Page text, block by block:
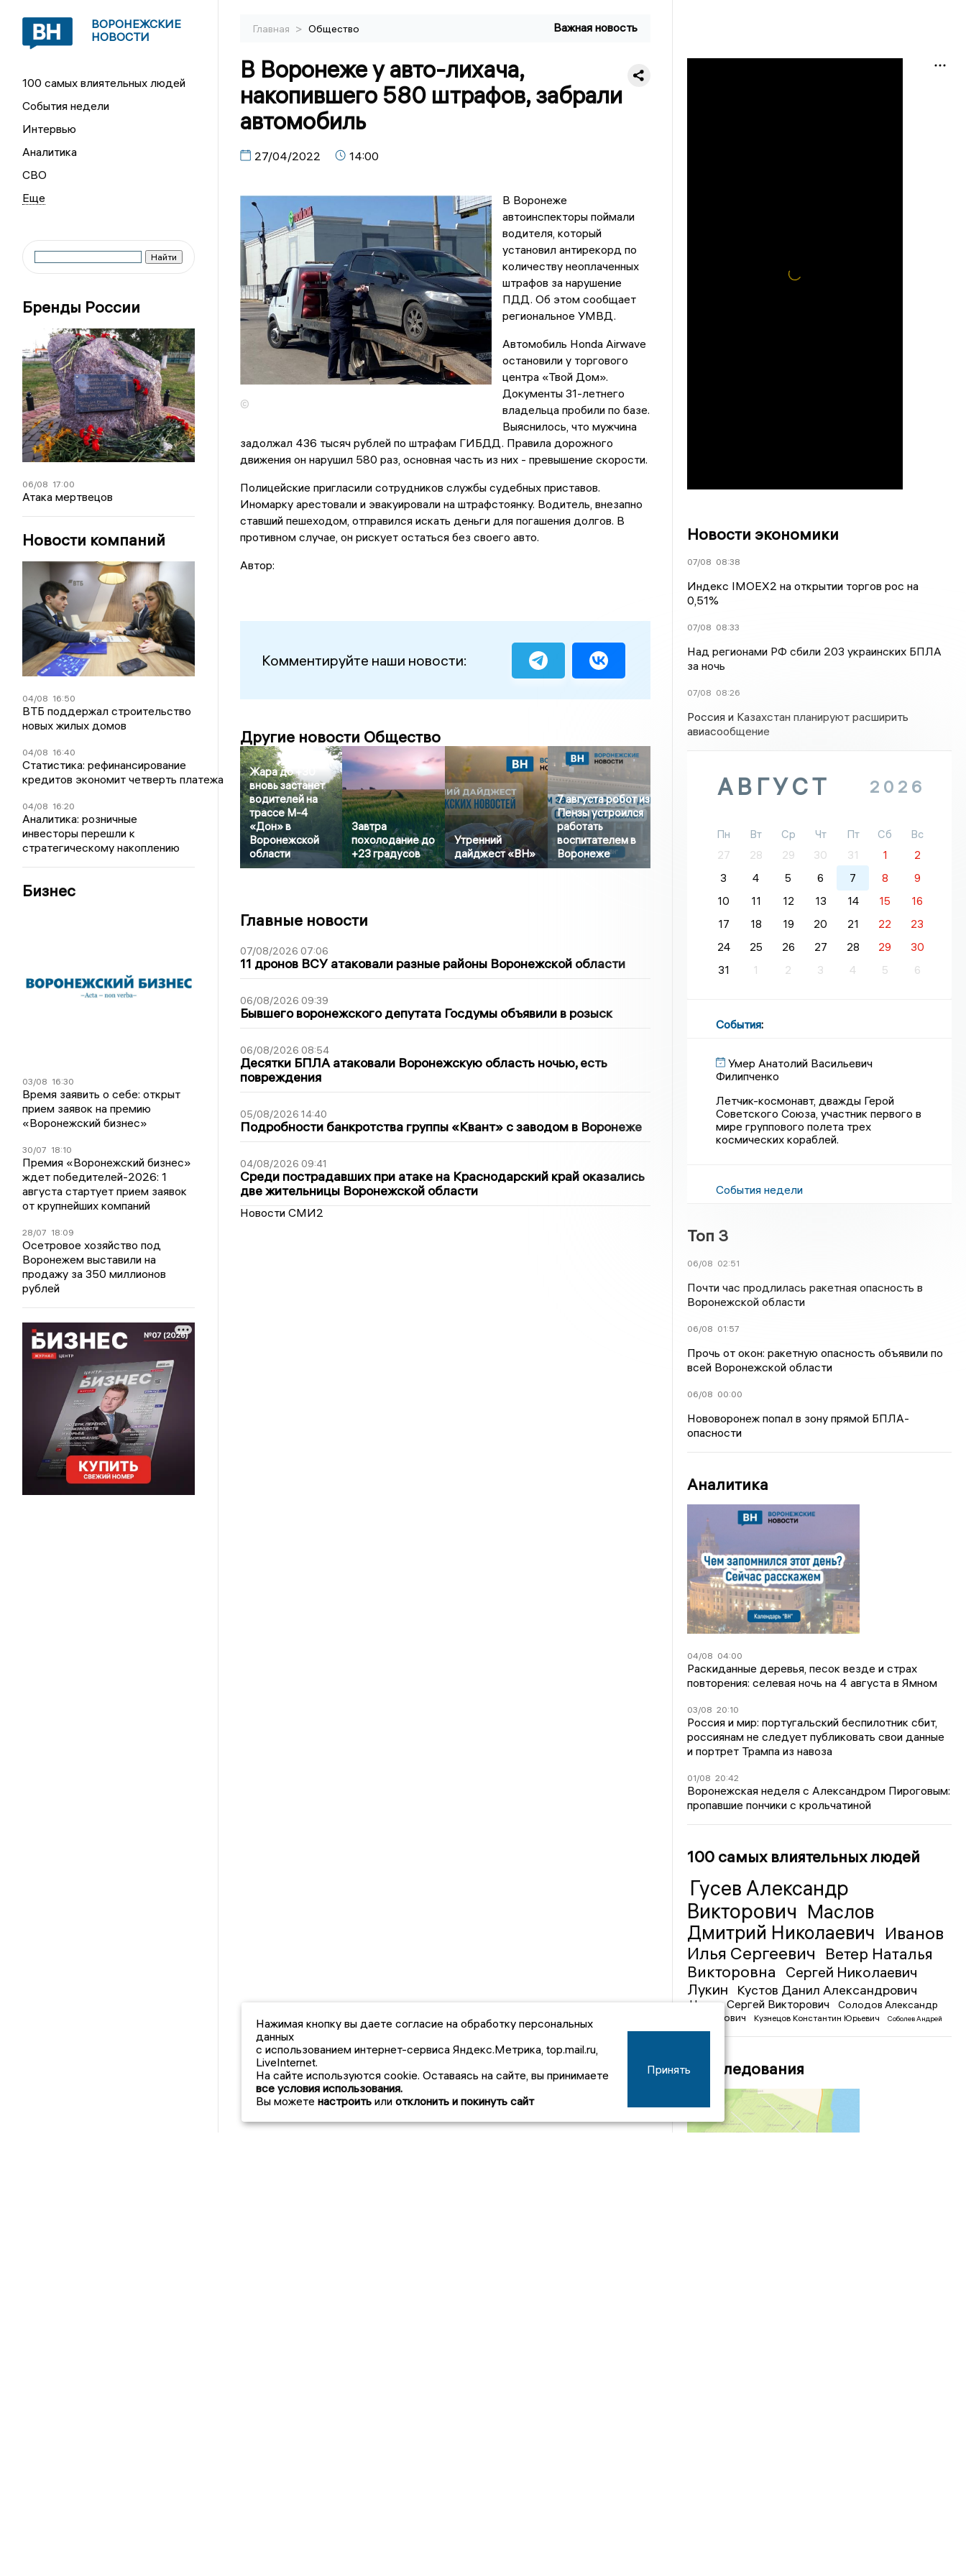
ВОРОНЕЖСКИЕ
НОВОСТИ
100 самых влиятельных людей
События недели
Интервью
Аналитика
СВО
Бренды России
06/08 17:00
Атака мертвецов
Новости компаний
04/08 16:50
ВТБ поддержал строительство
новых жилых домов
04/08 16:40
Статистика: рефинансирование
кредитов экономит четверть платежа
04/08 16:20
Аналитика: розничные
инвесторы перешли к
стратегическому накоплению
Бизнес
03/08 16:30
Время заявить о себе: открыт
прием заявок на премию
«Воронежский бизнес»
30/07 18:10
Премия «Воронежский бизнес»
ждет победителей-2026: 1
августа стартует прием заявок
от крупнейших компаний
28/07 18:09
Осетровое хозяйство под
Воронежем выставили на
продажу за 350 миллионов
рублей
Главная > Общество Важная новость
В Воронеже у авто-лихача,
накопившего 580 штрафов, забрали
автомобиль
27/04/2022 14:00
©
В Воронеже
автоинспекторы поймали
водителя, который
установил антирекорд по
количеству неоплаченных
штрафов за нарушение
ПДД. Об этом сообщает
региональное УМВД.
Автомобиль Honda Airwave
остановили у торгового
центра «Твой Дом».
Документы 31-летнего
владельца пробили по базе.
Выяснилось, что мужчина
задолжал 436 тысяч рублей по штрафам ГИБДД. Правила дорожного
движения он нарушил 580 раз, основная часть из них - превышение скорости.
Полицейские пригласили сотрудников службы судебных приставов.
Иномарку арестовали и эвакуировали на штрафстоянку. Водитель, внезапно
ставший пешеходом, отправился искать деньги для погашения долгов. В
противном случае, он рискует остаться без своего авто.
Автор:
Комментируйте наши новости:
Другие новости Общество
Жара до +30
вновь застанет
водителей на
трассе М-4
«Дон» в
Воронежской
области
Завтра
похолодание до
+23 градусов
Утренний
дайджест «ВН»
7 августа робот из
Пензы устроился
работать
воспитателем в
Воронеже
Главные новости
07/08/2026 07:06
11 дронов ВСУ атаковали разные районы Воронежской области
06/08/2026 09:39
Бывшего воронежского депутата Госдумы объявили в розыск
06/08/2026 08:54
Десятки БПЛА атаковали Воронежскую область ночью, есть
повреждения
05/08/2026 14:40
Подробности банкротства группы «Квант» с заводом в Воронеже
04/08/2026 09:41
Среди пострадавших при атаке на Краснодарский край оказались
две жительницы Воронежской области
Новости СМИ2
Новости экономики
07/08 08:38
Индекс IMOEX2 на открытии торгов рос на
0,51%
07/08 08:33
Над регионами РФ сбили 203 украинских БПЛА
за ночь
07/08 08:26
Россия и Казахстан планируют расширить
авиасообщение
АВГУСТ 2026
Пн Вт Ср Чт Пт Сб
Вс
27
28 29 30 31 1
2
3
4 5 6 7 8
9
10
11 12 13 14 15
16
17
18 19 20 21 22
23
24
25 26 27 28 29
30
31
1 2 3 4 5 6
События:
Умер Анатолий Васильевич
Филипченко
Летчик-космонавт, дважды Герой
Советского Союза, участник первого в
мире группового полета трех
космических кораблей.
События недели
Топ 3
06/08 02:51
Почти час продлилась ракетная опасность в
Воронежской области
06/08 01:57
Прочь от окон: ракетную опасность объявили по
всей Воронежской области
06/08 00:00
Нововоронеж попал в зону прямой БПЛА-
опасности
Аналитика
04/08 04:00
Раскиданные деревья, песок везде и страх
повторения: селевая ночь на 4 августа в Ямном
03/08 20:10
Россия и мир: португальский беспилотник сбит,
россиянам не следует публиковать свои данные
и портрет Трампа из навоза
01/08 20:42
Воронежская неделя с Александром Пироговым:
пропавшие пончики с крольчатиной
100 самых влиятельных людей
Гусев Александр
Викторович Маслов
Дмитрий Николаевич Иванов
Илья Сергеевич
Ветер Наталья
Викторовна
Сергей Николаевич
Лукин
Кустов Данил Александрович
Чижов Сергей Викторович
Солодов Александр
Михайлович
Кузнецов Константин Юрьевич
Соболев Андрей
Иванович
Расследования
Нажимая кнопку вы даете согласие на обработку персональных
данных
с использованием интернет-сервиса Яндекс.Метрика, top.mail.ru,
LiveInternet.
На сайте используются cookie. Оставаясь на сайте, вы принимаете
все условия использования.
Вы можете настроить или отклонить и покинуть сайт
Принять